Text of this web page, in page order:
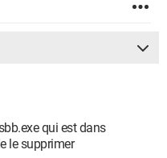
qui est dans
le supprimer